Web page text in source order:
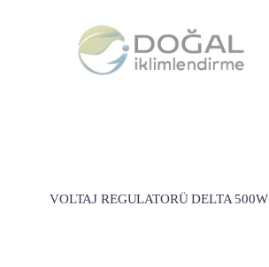
VOLTAJ REGULATORÜ DELTA 500W